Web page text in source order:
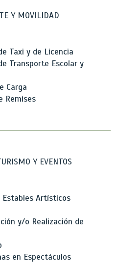
Y MOVILIDAD
Taxi y de Licencia
Transporte Escolar y
Carga
Remises
Y EVENTOS
Estables Artísticos
y/o Realización de
en Espectáculos